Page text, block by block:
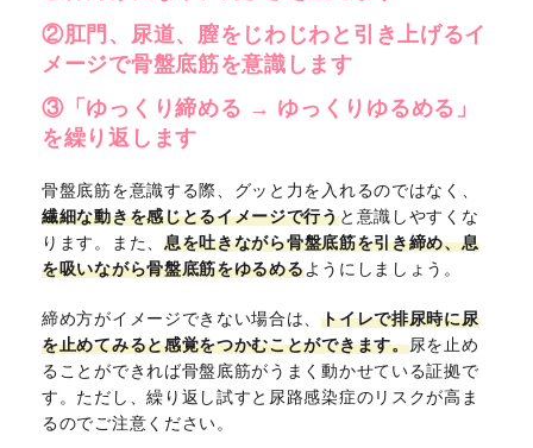
②肛門、尿道、膣をじわじわと引き上げるイ
メージで骨盤底筋を意識します
③「ゆっくり締める → ゆっくりゆるめる」
を繰り返します
骨盤底筋を意識する際、グッと力を入れるのではなく、
繊細な動きを感じとるイメージで行うと意識しやすくな
ります。また、 息を吐きながら骨盤底筋を引き締め、息
を吸いながら骨盤底筋をゆるめるようにしましょう。
締め方がイメージできない場合は、トイレで排尿時に尿
を止めてみると感覚をつかむことができます。尿を止め
ることができれば骨盤底筋がうまく動かせている証拠で
す。ただし、繰り返し試すと尿路感染症のリスクが高ま
るのでご注意ください。